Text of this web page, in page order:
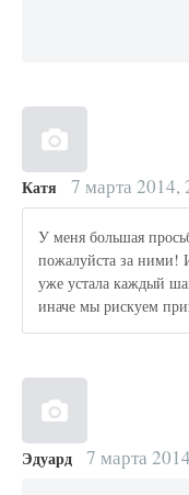
Катя 7 марта 2014,
У меня большая
пожалуйста за ними!
уже устала каждый
иначе мы рискуем
Эдуард 7 марта